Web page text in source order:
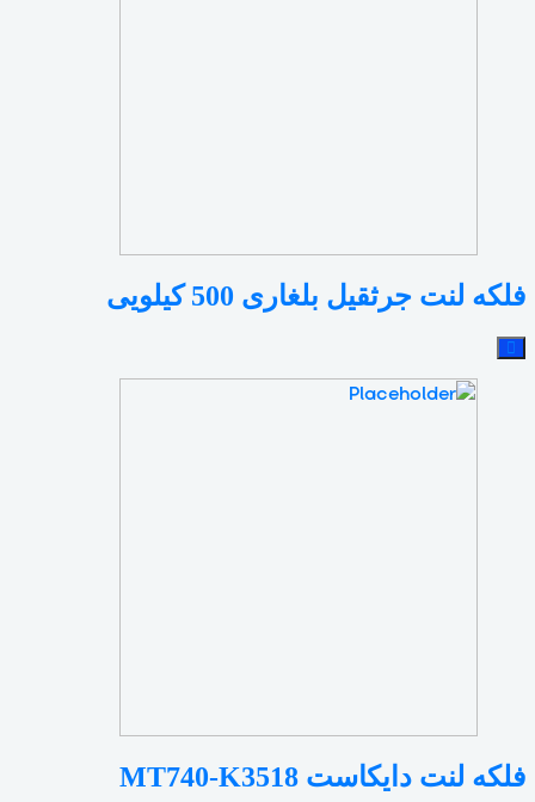
فلکه لنت جرثقیل بلغاری 500 کیلویی
فلکه لنت دایکاست MT740-K3518